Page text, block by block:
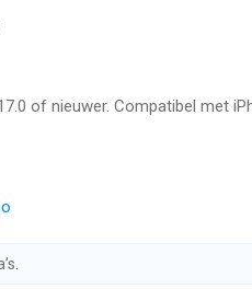
untuk membandingkan
lagi
yang bertentangan
yang terbaik untuk anda
popular
berbeza
popular
kecil
of nieuwer. Compatibel met